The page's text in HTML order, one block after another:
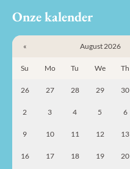
Onze kalender
« August 2026
Su Mo Tu We Th
26 27 28 29 30
2 3 4 5 6
9 10 11 12 13
16 17 18 19 20